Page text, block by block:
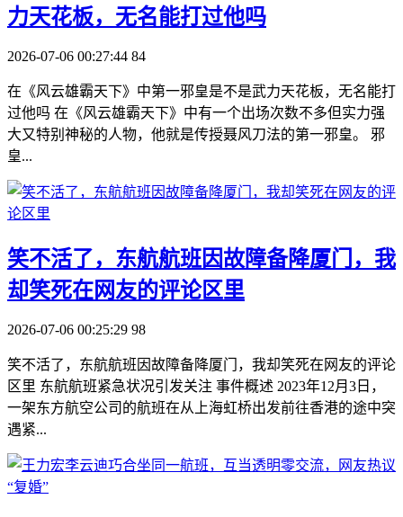
力天花板，无名能打过他吗
2026-07-06 00:27:44 84
在《风云雄霸天下》中第一邪皇是不是武力天花板，无名能打
过他吗 在《风云雄霸天下》中有一个出场次数不多但实力强
大又特别神秘的人物，他就是传授聂风刀法的第一邪皇。 邪
皇...
​笑不活了，东航航班因故障备降厦门，我
却笑死在网友的评论区里
2026-07-06 00:25:29 98
笑不活了，东航航班因故障备降厦门，我却笑死在网友的评论
区里 东航航班紧急状况引发关注 事件概述 2023年12月3日，
一架东方航空公司的航班在从上海虹桥出发前往香港的途中突
遇紧...